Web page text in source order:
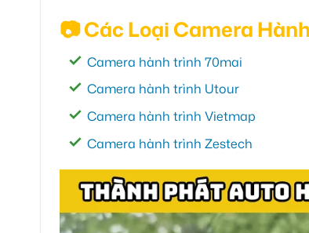
📷 Các Loại Camera
Camera hành trình 70mai
Camera hành trình Utour
Camera hành trình Vietmap
Camera hành trình Zestech